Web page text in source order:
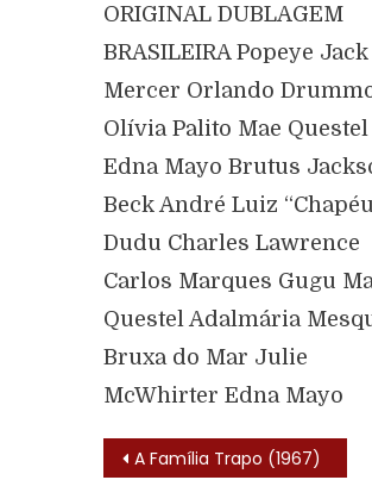
ORIGINAL DUBLAGEM
BRASILEIRA Popeye Jack
Mercer Orlando
Olívia Palito Mae Questel
Edna Mayo Brutus
Beck André Luiz
Dudu Charles Lawrence
Carlos Marques Gugu
Questel Adalmária
Bruxa do Mar Julie
McWhirter Edna Mayo
A Família Trapo (1967)